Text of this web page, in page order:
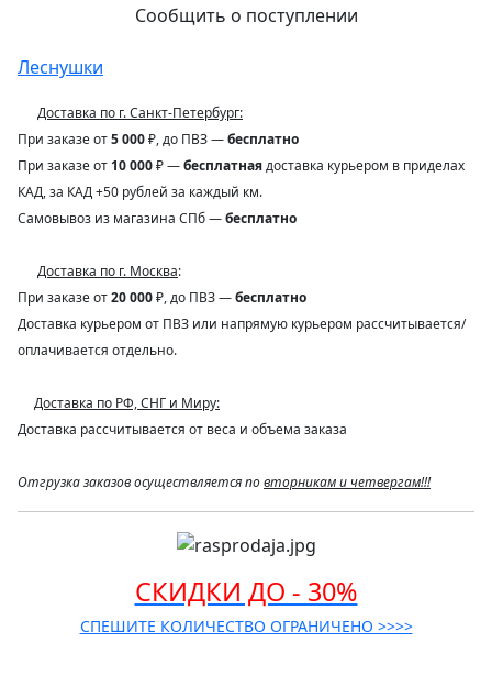
Сообщить о поступлении
Леснушки
Доставка по г. Санкт-Петербург:
При заказе от5 000₽, до ПВЗ —бесплатно
При заказе от 10 000₽ —бесплатнаядоставка курьером в приделах
КАД, за КАД +50 рублей за каждый км.
Самовывоз из магазина СПб —бесплатно
Доставка по г. Москва:
При заказе от20 000₽, до ПВЗ —бесплатно
Доставка курьером от ПВЗ или напрямую курьером рассчитывается/
оплачивается отдельно.
Доставка по РФ, СНГ и Миру:
Доставка рассчитывается от веса и объема заказа
Отгрузка заказов осуществляется повторникам и четвергам!!!
СКИДКИ ДО - 30%
СПЕШИТЕ КОЛИЧЕСТВО ОГРАНИЧЕНО >>>>